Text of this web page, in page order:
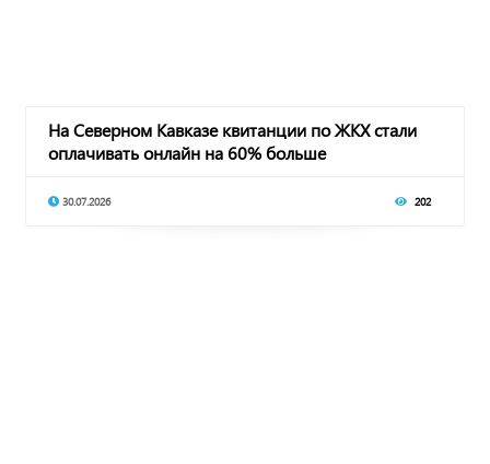
На Северном Кавказе квитанции по ЖКХ стали
оплачивать онлайн на 60% больше
30.07.2026 202